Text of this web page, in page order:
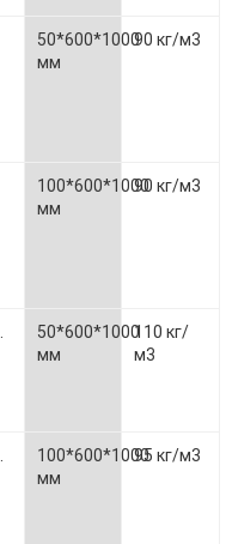
50*600*1000
мм
90 кг/м3
100*600*1000
мм
90 кг/м3
50*600*1000
мм
110 кг/
м3
100*600*1000
мм
95 кг/м3